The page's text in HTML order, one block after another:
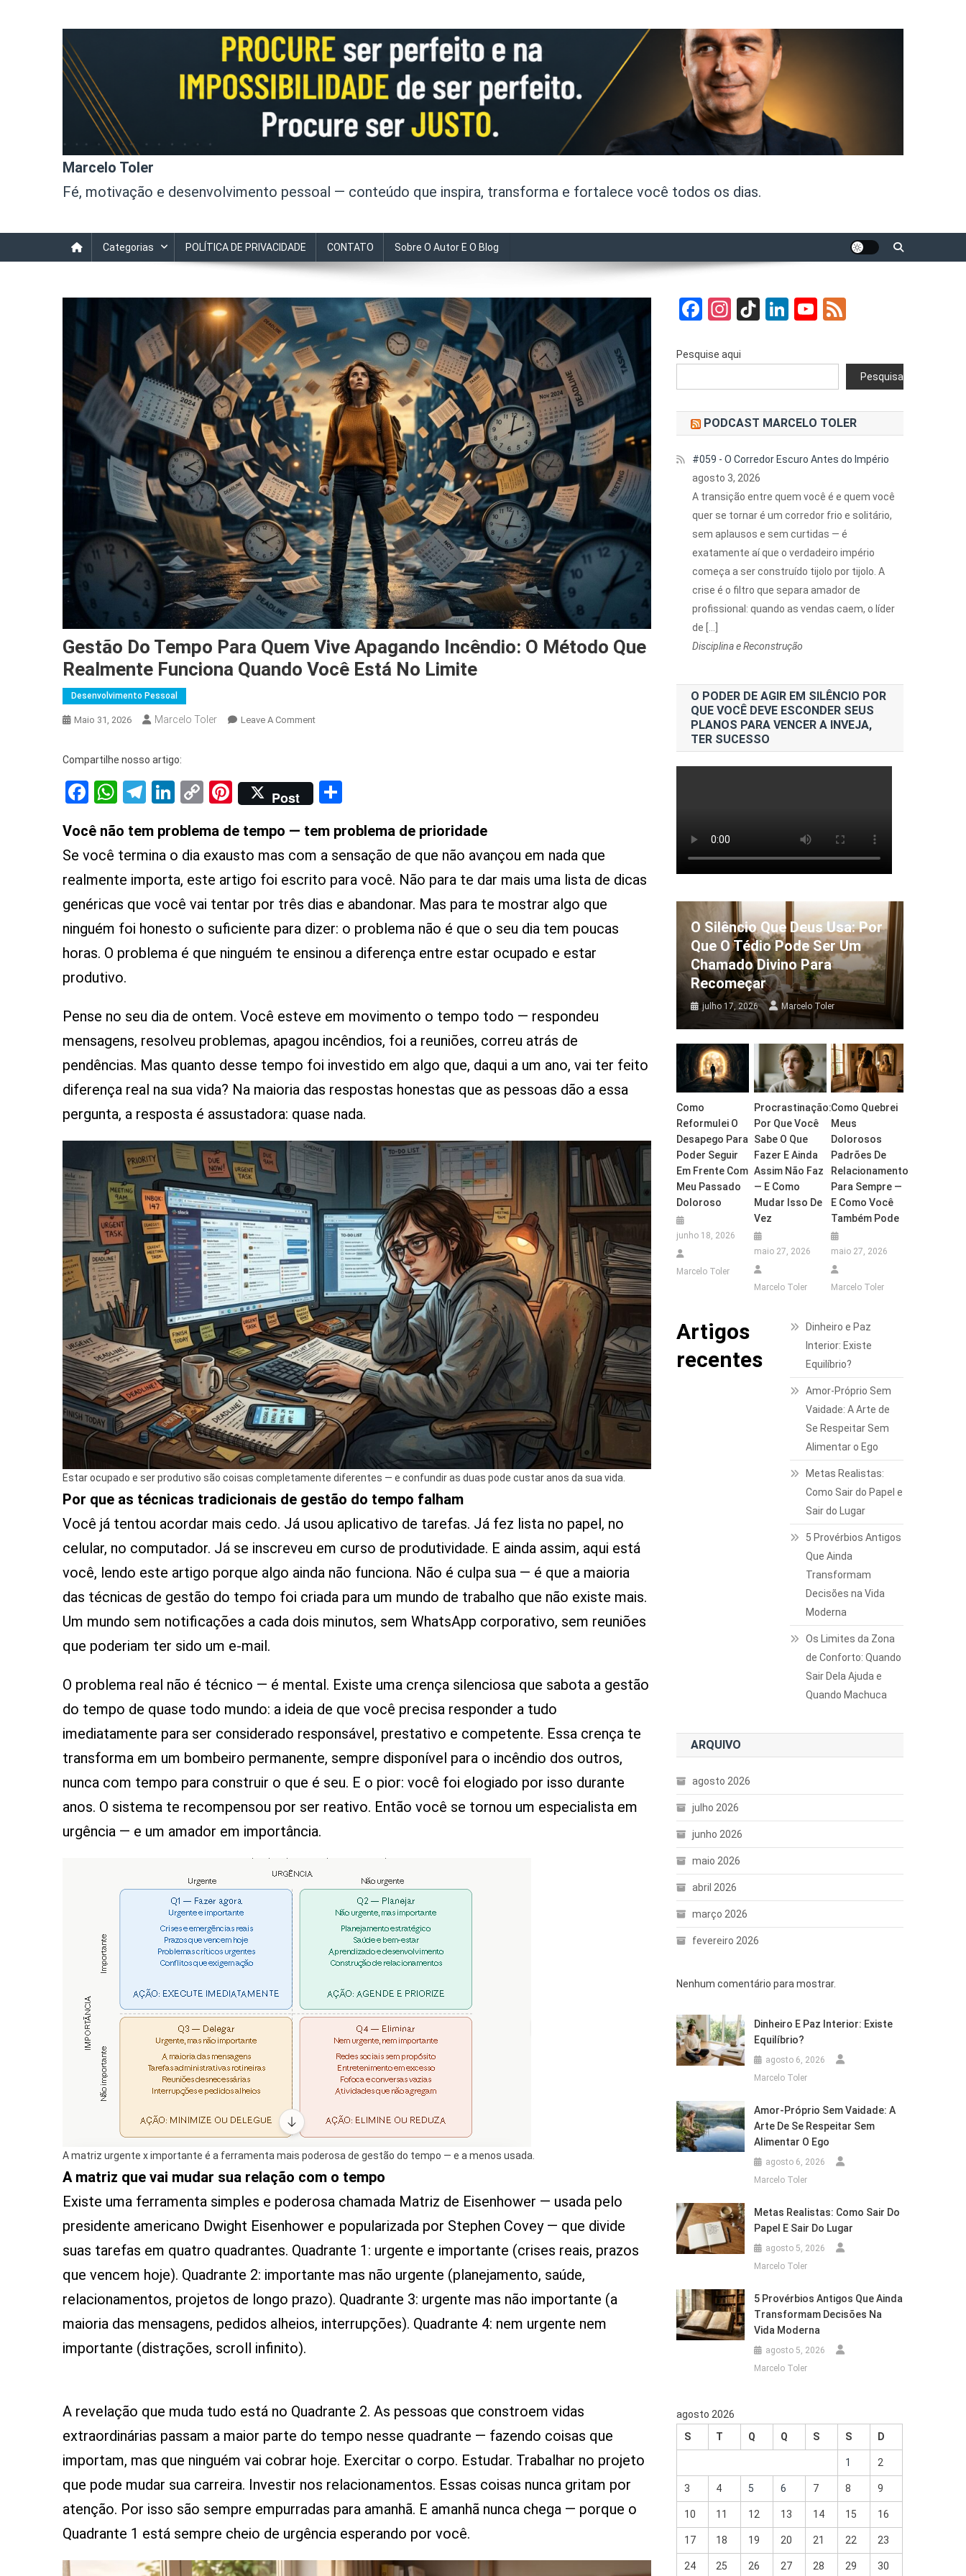
Marcelo Toler
Fé, motivação e desenvolvimento pessoal — conteúdo que inspira, transforma e fortalece você todos os dias.
Categorias POLÍTICA DE PRIVACIDADE CONTATO Sobre O Autor E O Blog
Gestão Do Tempo Para Quem Vive Apagando Incêndio: O Método Que
Realmente Funciona Quando Você Está No Limite
Desenvolvimento Pessoal
Maio 31, 2026 Marcelo Toler Leave A CommentOn
Para
Quem
Apagando
Incêndio:
Método
Que
Funciona
Quando
Limite
Compartilhe nosso artigo:
Facebook
WhatsApp
Telegram
LinkedIn
CopyPinterest
Post
Você não tem problema de tempo — tem problema de prioridade
Se você termina o dia exausto mas com a sensação de que não avançou em nada que
realmente importa, este artigo foi escrito para você. Não para te dar mais uma lista de dicas
genéricas que você vai tentar por três dias e abandonar. Mas para te mostrar algo que
ninguém foi honesto o suficiente para dizer: o problema não é que o seu dia tem poucas
horas. O problema é que ninguém te ensinou a diferença entre estar ocupado e estar
produtivo.
Pense no seu dia de ontem. Você esteve em movimento o tempo todo — respondeu
mensagens, resolveu problemas, apagou incêndios, foi a reuniões, correu atrás de
pendências. Mas quanto desse tempo foi investido em algo que, daqui a um ano, vai ter feito
diferença real na sua vida? Na maioria das respostas honestas que as pessoas dão a essa
pergunta, a resposta é assustadora: quase nada.
Estar ocupado e ser produtivo são coisas completamente diferentes — e confundir as duas pode custar anos da sua vida.
Por que as técnicas tradicionais de gestão do tempo falham
Você já tentou acordar mais cedo. Já usou aplicativo de tarefas. Já fez lista no papel, no
celular, no computador. Já se inscreveu em curso de produtividade. E ainda assim, aqui está
você, lendo este artigo porque algo ainda não funciona. Não é culpa sua — é que a maioria
das técnicas de gestão do tempo foi criada para um mundo de trabalho que não existe mais.
Um mundo sem notificações a cada dois minutos, sem WhatsApp corporativo, sem reuniões
que poderiam ter sido um e-mail.
O problema real não é técnico — é mental. Existe uma crença silenciosa que sabota a gestão
do tempo de quase todo mundo: a ideia de que você precisa responder a tudo
imediatamente para ser considerado responsável, prestativo e competente. Essa crença te
transforma em um bombeiro permanente, sempre disponível para o incêndio dos outros,
nunca com tempo para construir o que é seu. E o pior: você foi elogiado por isso durante
anos. O sistema te recompensou por ser reativo. Então você se tornou um especialista em
urgência — e um amador em importância.
A matriz urgente x importante é a ferramenta mais poderosa de gestão do tempo — e a menos usada.
A matriz que vai mudar sua relação com o tempo
Existe uma ferramenta simples e poderosa chamada Matriz de Eisenhower — usada pelo
presidente americano Dwight Eisenhower e popularizada por Stephen Covey — que divide
suas tarefas em quatro quadrantes. Quadrante 1: urgente e importante (crises reais, prazos
que vencem hoje). Quadrante 2: importante mas não urgente (planejamento, saúde,
relacionamentos, projetos de longo prazo). Quadrante 3: urgente mas não importante (a
maioria das mensagens, pedidos alheios, interrupções). Quadrante 4: nem urgente nem
importante (distrações, scroll infinito).
A revelação que muda tudo está no Quadrante 2. As pessoas que constroem vidas
extraordinárias passam a maior parte do tempo nesse quadrante — fazendo coisas que
importam, mas que ninguém vai cobrar hoje. Exercitar o corpo. Estudar. Trabalhar no projeto
que pode mudar sua carreira. Investir nos relacionamentos. Essas coisas nunca gritam por
atenção. Por isso são sempre empurradas para amanhã. E amanhã nunca chega — porque o
Quadrante 1 está sempre cheio de urgência esperando por você.
Facebook
Instagram
TikTok
LinkedIn
YouTube
Pesquise aqui
Pesquisar
PODCAST MARCELO TOLER
#059 - O Corredor Escuro Antes do Império
agosto 3, 2026
A transição entre quem você é e quem você
quer se tornar é um corredor frio e solitário,
sem aplausos e sem curtidas — é
exatamente aí que o verdadeiro império
começa a ser construído tijolo por tijolo. A
crise é o filtro que separa amador de
profissional: quando as vendas caem, o líder
de […]
Disciplina e Reconstrução
O PODER DE AGIR EM SILÊNCIO POR
QUE VOCÊ DEVE ESCONDER SEUS
PLANOS PARA VENCER A INVEJA,
TER SUCESSO
O Silêncio Que Deus Usa: Por
Que O Tédio Pode Ser Um
Chamado Divino Para
Recomeçar
julho 17, 2026 Marcelo Toler
Como
Reformulei O
Desapego Para
Poder Seguir
Em Frente Com
Meu Passado
Doloroso
junho 18, 2026
Marcelo Toler
Procrastinação:
Por Que Você
Sabe O Que
Fazer E Ainda
Assim Não Faz
— E Como
Mudar Isso De
Vez
maio 27, 2026
Marcelo Toler
Como Quebrei
Meus
Dolorosos
Padrões De
Relacionamento
Para Sempre —
E Como Você
Também Pode
maio 27, 2026
Marcelo Toler
Artigos
recentes
Dinheiro e Paz
Interior: Existe
Equilíbrio?
Amor-Próprio Sem
Vaidade: A Arte de
Se Respeitar Sem
Alimentar o Ego
Metas Realistas:
Como Sair do Papel e
Sair do Lugar
5 Provérbios Antigos
Que Ainda
Transformam
Decisões na Vida
Moderna
Os Limites da Zona
de Conforto: Quando
Sair Dela Ajuda e
Quando Machuca
ARQUIVO
agosto 2026
julho 2026
junho 2026
maio 2026
abril 2026
março 2026
fevereiro 2026
Nenhum comentário para mostrar.
Dinheiro E Paz Interior: Existe
Equilíbrio?
agosto 6, 2026
Marcelo Toler
Amor-Próprio Sem Vaidade: A
Arte De Se Respeitar Sem
Alimentar O Ego
agosto 6, 2026
Marcelo Toler
Metas Realistas: Como Sair Do
Papel E Sair Do Lugar
agosto 5, 2026
Marcelo Toler
5 Provérbios Antigos Que Ainda
Transformam Decisões Na
Vida Moderna
agosto 5, 2026
Marcelo Toler
agosto 2026
S
T Q Q S S D
1 2
3 4 5 6 7 8 9
10 11 12 13 14 15 16
17 18 19 20 21 22 23
24 25 26 27 28 29 30